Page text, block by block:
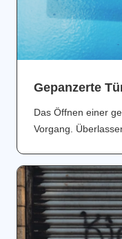
Gepanzerte
Das Öffnen einer
Vorgang.